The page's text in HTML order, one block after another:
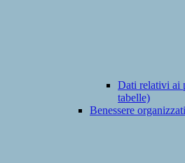
Dati relativi ai
tabelle)
Benessere